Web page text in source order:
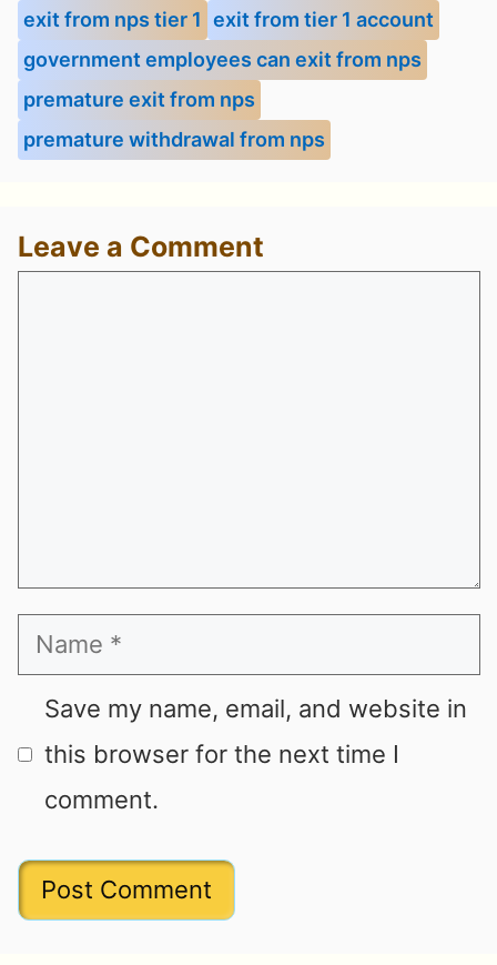
exit from nps tier 1 exit from tier 1 account
government employees can exit from nps
premature exit from nps
premature withdrawal from nps
Leave a Comment
Name
Save my name, email, and website in
this browser for the next time I
comment.